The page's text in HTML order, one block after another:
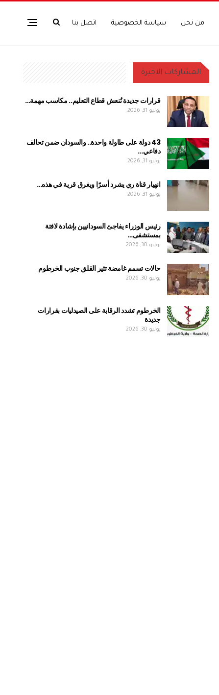
من نحن سياسة الخصوصية اتصل بنا
المشاركات الاخيرة
قرارات جديدة تُنعش قطاع التعليم.. مكاسب مهمة…
يوليو 31, 2026
43 دولة على طاولة واحدة.. والسودان ضمن تحالف
دفاعي…
يوليو 31, 2026
انهيار قناة ري يشرد أسرًا ويغرق قرية في هذه…
يوليو 31, 2026
رئيس الوزراء يفاجئ السودانيين بإشادة لافتة
بمستشفى…
يوليو 30, 2026
حالات تسمم غامضة تثير القلق جنوب الخرطوم
يوليو 30, 2026
الخرطوم تشدد الرقابة على الصيدليات بقرارات
جديدة
يوليو 30, 2026